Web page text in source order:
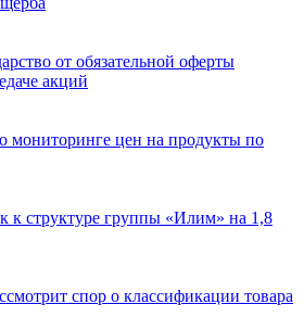
от обязательной оферты
акций
мониторинге цен на продукты по
к структуре группы «Илим» на 1,8
спор о классификации товара